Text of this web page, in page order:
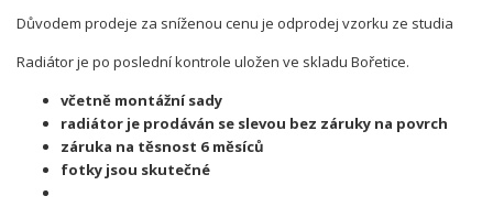
Důvodem prodeje za sníženou cenu je odprodej vzorku ze studia
Radiátor je po poslední kontrole uložen ve skladu Bořetice.
včetně montážní sady
radiátor je prodáván se slevou bez záruky na povrch
záruka na těsnost 6 měsíců
fotky jsou skutečné